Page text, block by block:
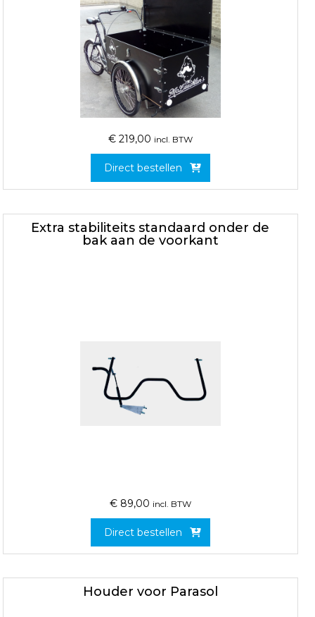
€ 219,00 incl. BTW
Direct bestellen
Extra stabiliteits standaard onder de
bak aan de voorkant
€ 89,00 incl. BTW
Direct bestellen
Houder voor Parasol